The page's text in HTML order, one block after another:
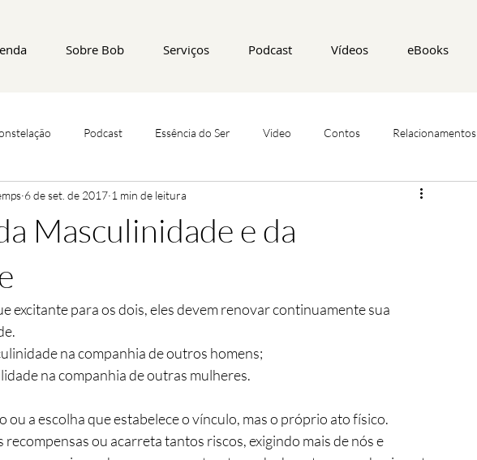
Sobre Bob Serviços Podcast Vídeos eBooks
Podcast Essência do Ser Video Contos Relacionamentos
Masculinidade e da
6 de set. de 2017 1 min de leitura
excitante para os dois, eles devem renovar continuamente sua
na companhia de outros homens;
na companhia de outras mulheres.
ou a escolha que estabelece o vínculo, mas o próprio ato físico.
ou acarreta tantos riscos, exigindo mais de nós e